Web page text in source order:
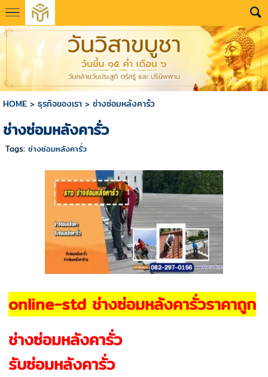
HOME> ธุรกิจของเรา> ช่างซ่อมหลังคารั่ว
ช่างซ่อมหลังคารั่ว
Tags: ช่างซ่อมหลังคารั่ว
online-std ช่างซ่อมหลังคารั่วราคาถูก
ช่างซ่อมหลังคารั่ว
รับซ่อมหลังคารั่ว